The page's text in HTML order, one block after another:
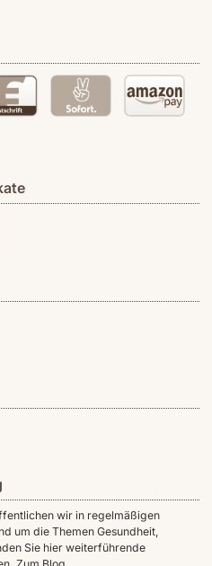
wir in regelmäßigen
um die Themen Gesundheit,
Sie hier weiterführende